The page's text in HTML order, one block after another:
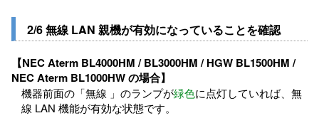
2/6 無線 LAN 親機が有効になっていることを確認
【NEC Aterm BL4000HM / BL3000HM / HGW BL1500HM /
NEC Aterm BL1000HW の場合】
機器前面の「無線 」のランプが緑色に点灯していれば、無
線 LAN 機能が有効な状態です。